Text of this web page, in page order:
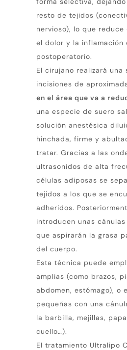
resto de tejidos
nervioso), lo que reduce
el dolor y la inflamación
postoperatorio.
El cirujano realizará una
incisiones de
en el área que va a
una especie de suero
solución anestésica
hinchada, firme y
tratar. Gracias a las
ultrasonidos de alta
células adiposas se
tejidos a los que se
adheridos.
introducen unas
que aspirarán la grasa
del cuerpo.
Esta técnica puede
amplias (como brazos,
abdomen, estómago), o
pequeñas con una
la barbilla, mejillas,
cuello…).
El tratamiento Ultralipo